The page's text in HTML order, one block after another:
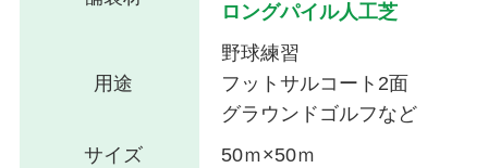
ロングパイル人工芝
用途
野球練習
フットサルコート2面
グラウンドゴルフなど
サイズ
50ｍ×50ｍ